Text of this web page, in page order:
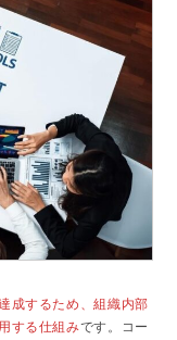
成するため、組織内部
する仕組みです。コー